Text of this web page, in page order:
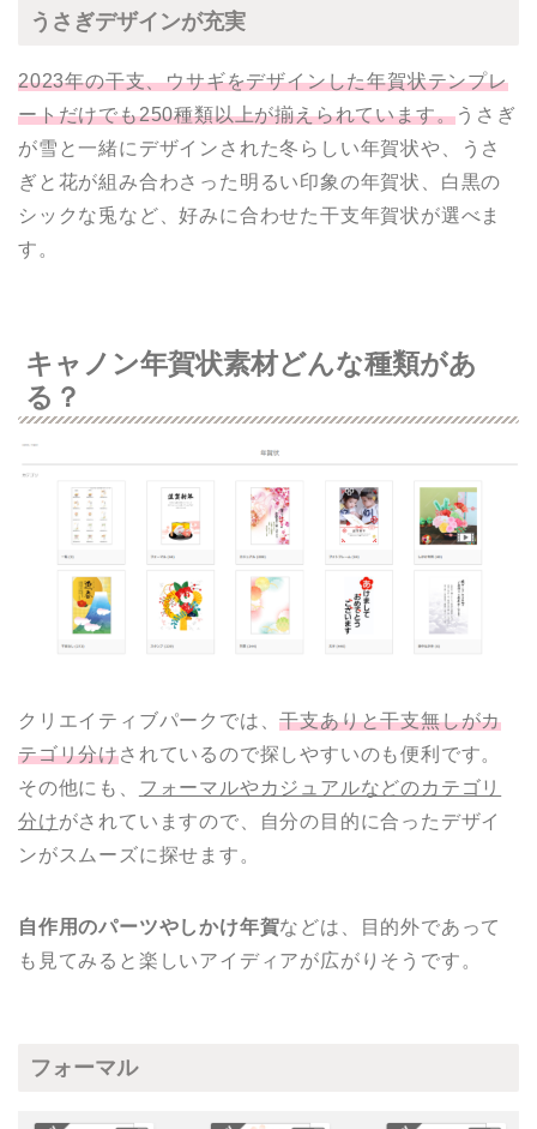
うさぎデザインが充実
2023年の干支、ウサギをデザインした年賀状テンプレ
ートだけでも250種類以上が揃えられています。うさぎ
が雪と一緒にデザインされた冬らしい年賀状や、うさ
ぎと花が組み合わさった明るい印象の年賀状、白黒の
シックな兎など、好みに合わせた干支年賀状が選べま
す。
キャノン年賀状素材どんな種類があ
る？
クリエイティブパークでは、干支ありと干支無しがカ
テゴリ分けされているので探しやすいのも便利です。
その他にも、 フォーマルやカジュアルなどのカテゴリ
分けがされていますので、自分の目的に合ったデザイ
ンがスムーズに探せます。
自作用のパーツやしかけ年賀などは、目的外であって
も見てみると楽しいアイディアが広がりそうです。
フォーマル